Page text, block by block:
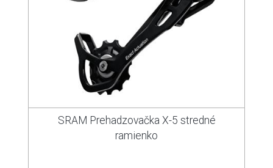
SRAM Prehadzovačka X-5 stredné
ramienko